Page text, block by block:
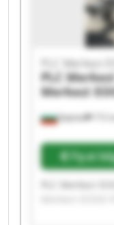
Бургас 772
PLC Merkezi
PLC
Merkezi
Fiyat
EOOD PLC